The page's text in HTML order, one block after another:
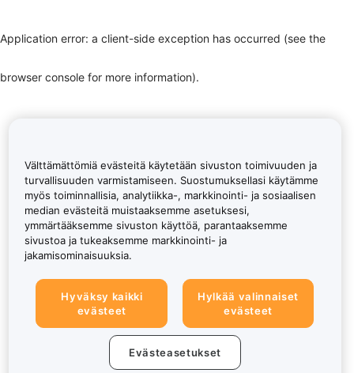
Application error: a client-side exception has occurred (see the
browser console for more information).
Välttämättömiä evästeitä käytetään sivuston toimivuuden ja
turvallisuuden varmistamiseen. Suostumuksellasi käytämme
myös toiminnallisia, analytiikka-, markkinointi- ja sosiaalisen
median evästeitä muistaaksemme asetuksesi,
ymmärtääksemme sivuston käyttöä, parantaaksemme
sivustoa ja tukeaksemme markkinointi- ja
jakamisominaisuuksia.
Hyväksy kaikki
evästeet
Hylkää valinnaiset
evästeet
Evästeasetukset